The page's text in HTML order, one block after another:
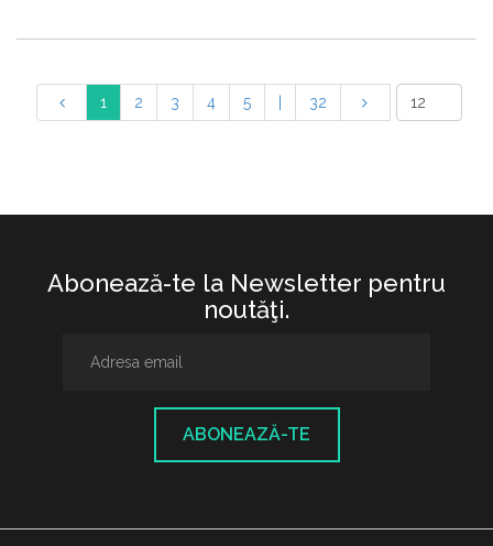
1 2 3 4 5 32
Abonează-te la Newsletter pentru
noutăţi.
ABONEAZĂ-TE